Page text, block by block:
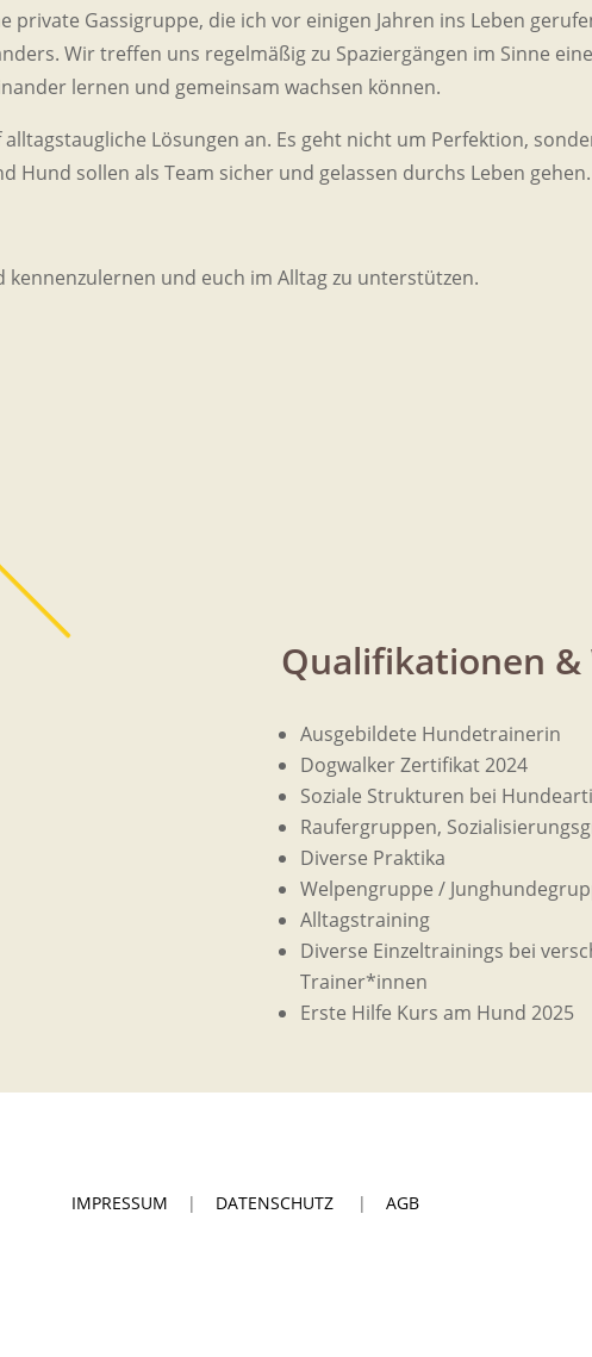
Gassigruppe, die ich vor einigen Jahren ins Leben
Wir treffen uns regelmäßig zu Spaziergängen im Sinne
lernen und gemeinsam wachsen können.
Lösungen an. Es geht nicht um Perfektion,
Hund sollen als Team sicher und gelassen durchs Leben gehen.
und euch im Alltag zu unterstützen.
Qualifikationen
Ausgebildete Hundetrainerin
Dogwalker Zertifikat 2024
Soziale Strukturen bei
Raufergruppen,
Diverse Praktika
Welpengruppe /
Alltagstraining
Diverse Einzeltrainings bei
Trainer*innen
Erste Hilfe Kurs am Hund 2025
IMPRESSUM | DATENSCHUTZ | AGB